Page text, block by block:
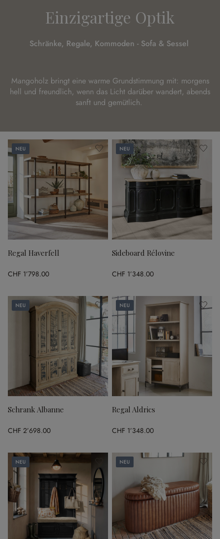
Einzigartige Optik
Schränke, Regale, Kommoden - Sofa & Sessel
Mangoholz bringt eine warme Grundstimmung mit: morgens
hell und freundlich, wenn das Licht darüber wandert, abends
sanft und gemütlich.
Neu
Regal Haverfell
CHF 1’798.00
Neu
Sideboard Rélovine
CHF 1’348.00
Neu
Schrank Albanne
CHF 2’698.00
Neu
Regal Aldrics
CHF 1’348.00
Neu Neu